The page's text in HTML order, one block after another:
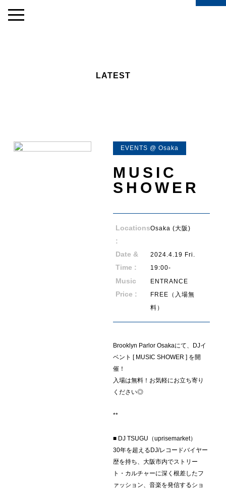
LATEST
EN
EVENTS @ Osaka
MUSIC
SHOWER
Locations
:
Osaka (大阪)
Date &
Time :
2024.4.19 Fri.
19:00-
Music
Price :
ENTRANCE
FREE（入場無
料）
Brooklyn Parlor Osakaにて、DJイ
ベント [ MUSIC SHOWER ] を開
催！
入場は無料！お気軽にお立ち寄り
ください◎
**
■ DJ TSUGU（uprisemarket）
30年を超えるDJ/レコードバイヤー
歴を持ち、大阪市内でストリー
ト・カルチャーに深く根差したフ
ァッション、音楽を発信するショ